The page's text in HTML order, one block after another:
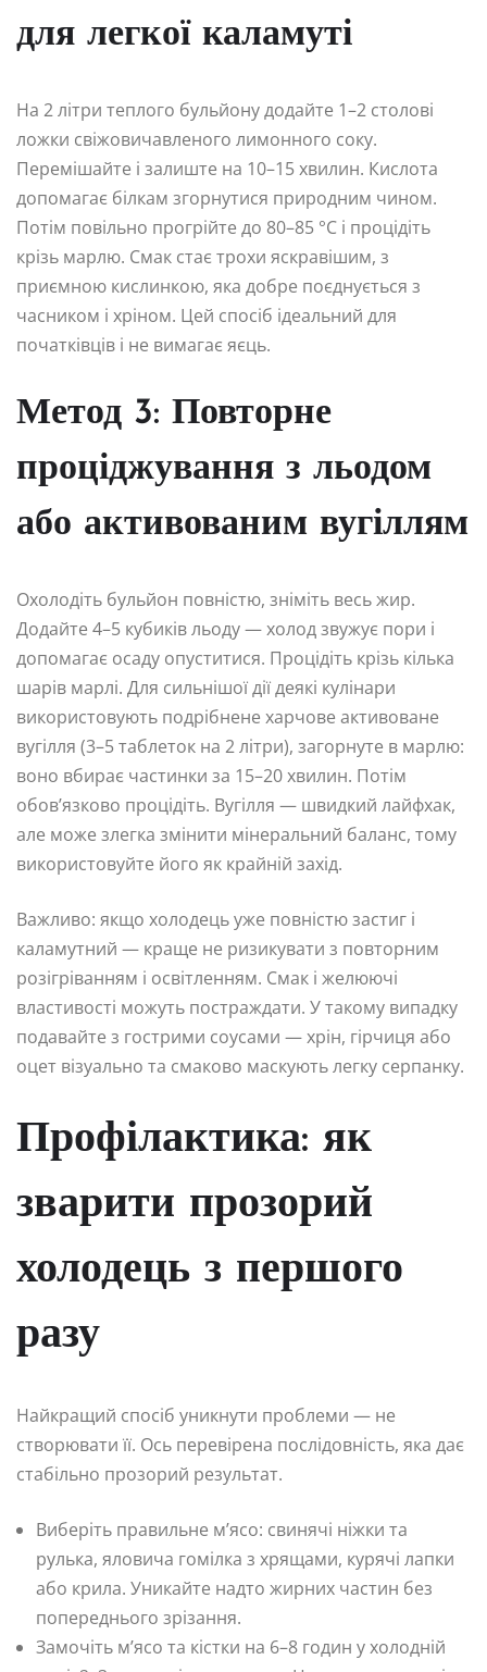
для легкої каламуті
На 2 літри теплого бульйону додайте 1–2 столові
ложки свіжовичавленого лимонного соку.
Перемішайте і залиште на 10–15 хвилин. Кислота
допомагає білкам згорнутися природним чином.
Потім повільно прогрійте до 80–85 °C і процідіть
крізь марлю. Смак стає трохи яскравішим, з
приємною кислинкою, яка добре поєднується з
часником і хріном. Цей спосіб ідеальний для
початківців і не вимагає яєць.
Метод 3: Повторне
проціджування з льодом
або активованим вугіллям
Охолодіть бульйон повністю, зніміть весь жир.
Додайте 4–5 кубиків льоду — холод звужує пори і
допомагає осаду опуститися. Процідіть крізь кілька
шарів марлі. Для сильнішої дії деякі кулінари
використовують подрібнене харчове активоване
вугілля (3–5 таблеток на 2 літри), загорнуте в марлю:
воно вбирає частинки за 15–20 хвилин. Потім
обов’язково процідіть. Вугілля — швидкий лайфхак,
але може злегка змінити мінеральний баланс, тому
використовуйте його як крайній захід.
Важливо: якщо холодець уже повністю застиг і
каламутний — краще не ризикувати з повторним
розігріванням і освітленням. Смак і желюючі
властивості можуть постраждати. У такому випадку
подавайте з гострими соусами — хрін, гірчиця або
оцет візуально та смаково маскують легку серпанку.
Профілактика: як
зварити прозорий
холодець з першого
разу
Найкращий спосіб уникнути проблеми — не
створювати її. Ось перевірена послідовність, яка дає
стабільно прозорий результат.
Виберіть правильне м’ясо: свинячі ніжки та
рулька, яловича гомілка з хрящами, курячі лапки
або крила. Уникайте надто жирних частин без
попереднього зрізання.
Замочіть м’ясо та кістки на 6–8 годин у холодній